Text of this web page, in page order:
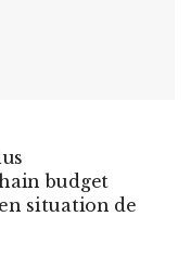
budget
situation de